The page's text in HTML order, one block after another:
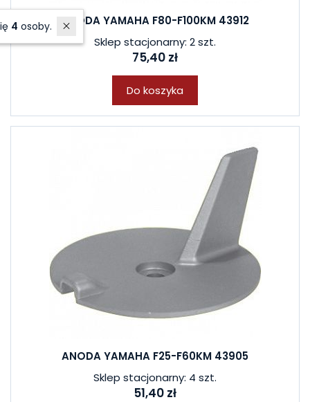
ANODA YAMAHA F80-F100KM 43912
Sklep stacjonarny: 2 szt.
75,40 zł
Do koszyka
ANODA YAMAHA F25-F60KM 43905
Sklep stacjonarny: 4 szt.
51,40 zł
W ostatnich 7 dniach produktem interesują się4osoby.